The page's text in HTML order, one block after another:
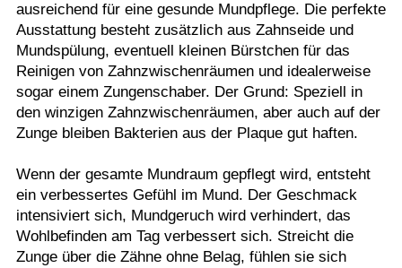
ausreichend für eine gesunde Mundpflege. Die perfekte
Ausstattung besteht zusätzlich aus Zahnseide und
Mundspülung, eventuell kleinen Bürstchen für das
Reinigen von Zahnzwischenräumen und idealerweise
sogar einem Zungenschaber. Der Grund: Speziell in
den winzigen Zahnzwischenräumen, aber auch auf der
Zunge bleiben Bakterien aus der Plaque gut haften.
Wenn der gesamte Mundraum gepflegt wird, entsteht
ein verbessertes Gefühl im Mund. Der Geschmack
intensiviert sich, Mundgeruch wird verhindert, das
Wohlbefinden am Tag verbessert sich. Streicht die
Zunge über die Zähne ohne Belag, fühlen sie sich